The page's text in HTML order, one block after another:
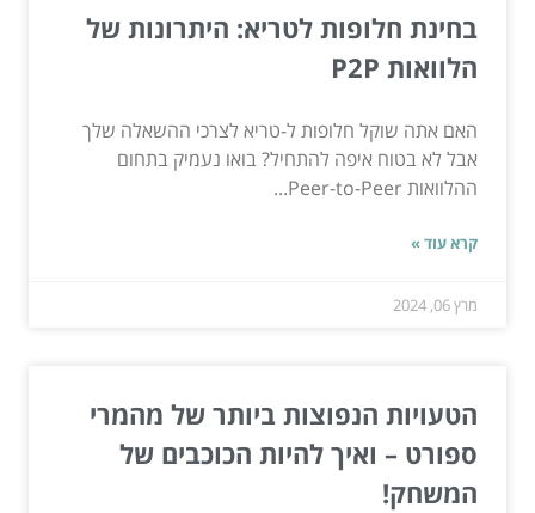
בחינת חלופות לטריא: היתרונות של
הלוואות P2P
האם אתה שוקל חלופות ל-טריא לצרכי ההשאלה שלך
אבל לא בטוח איפה להתחיל? בואו נעמיק בתחום
ההלוואות Peer-to-Peer...
קרא עוד »
מרץ 06, 2024
הטעויות הנפוצות ביותר של מהמרי
ספורט – ואיך להיות הכוכבים של
המשחק!